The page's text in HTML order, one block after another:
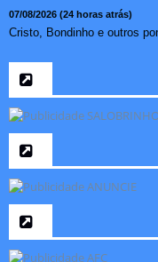
07/08/2026 (24 horas atrás)